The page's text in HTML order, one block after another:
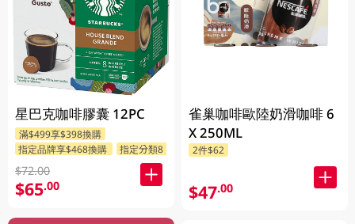
星巴克咖啡膠囊 12PC
滿$499享$398換購
指定品牌享$468換購
指定分類88折
$72.00
$65.00
雀巢咖啡歐陸奶滑咖啡 6
X 250ML
2件$62
$47.00